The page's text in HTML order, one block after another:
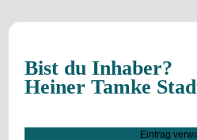
Bist du Inhaber?
Heiner Tamke
Eintrag